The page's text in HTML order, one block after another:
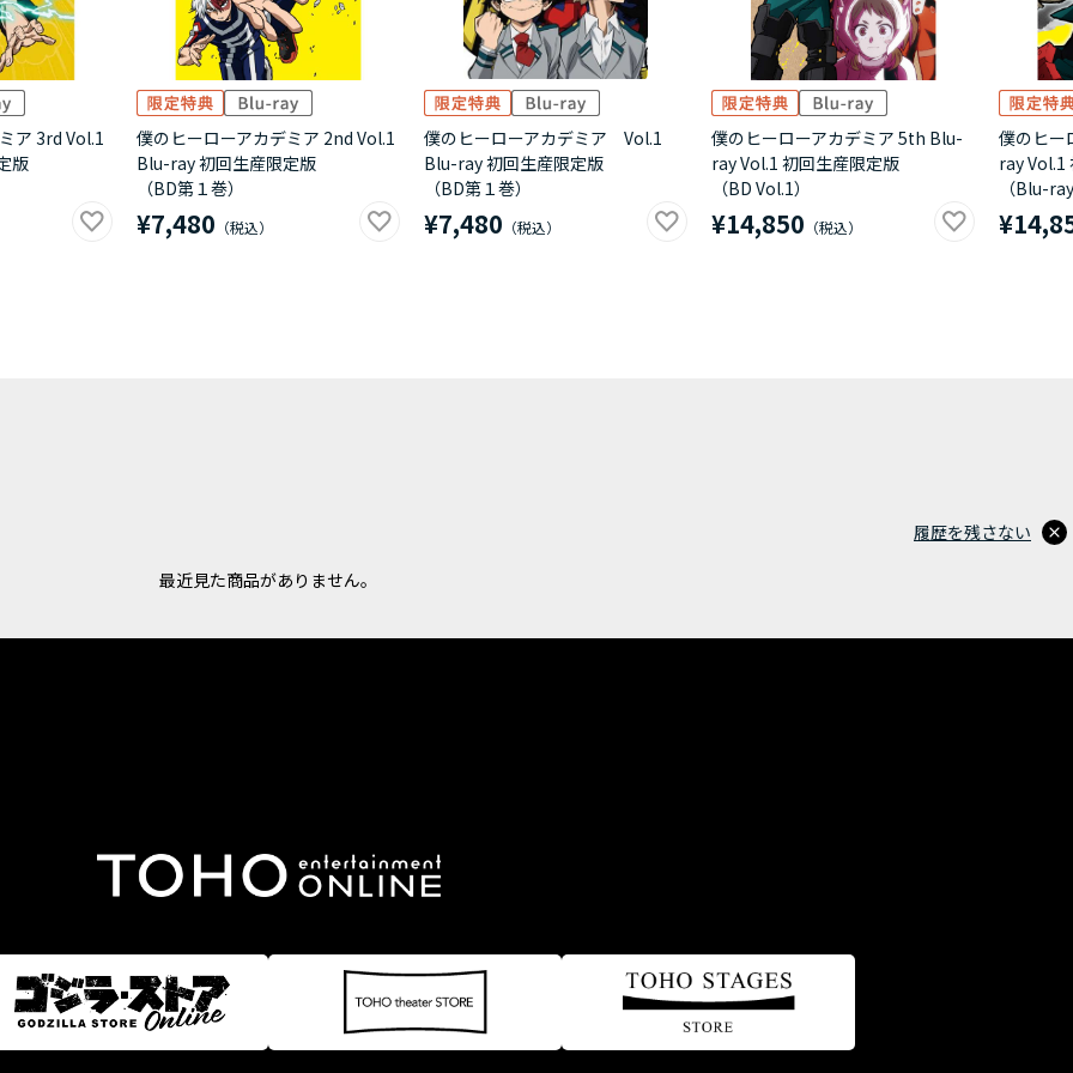
ア 3rd Vol.1
版
僕のヒーローアカデミア 2nd Vol.1
Blu-ray 初回生産限定版
（BD第１巻）
¥7,480
僕のヒーローアカデミア Vol.1
Blu-ray 初回生産限定版
（BD第１巻）
¥7,480
僕のヒーローアカデミア 5th Blu-
ray Vol.1 初回生産限定版
（BD Vol.1）
¥14,850
僕のヒー
ray Vol.1
（Blu-
最近見た商品がありません。
履歴を残さない